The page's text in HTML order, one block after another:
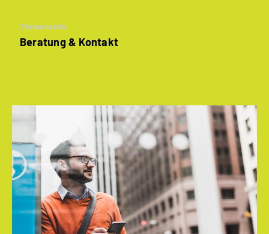
Themenseite
Beratung & Kontakt